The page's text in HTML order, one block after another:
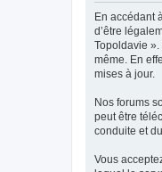
En accédant
d’être
Topoldavie
même. En
mises à jour.
Nos forums
peut être
conduite et
Vous